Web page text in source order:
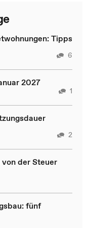
Tipps
6
2027
1
2
der Steuer
fünf